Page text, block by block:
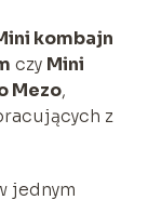
kombajn
czy Mini
Mezo,
z
jednym